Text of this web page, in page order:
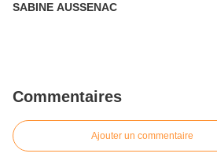
SABINE AUSSENAC
Commentaires
Ajouter un commentaire